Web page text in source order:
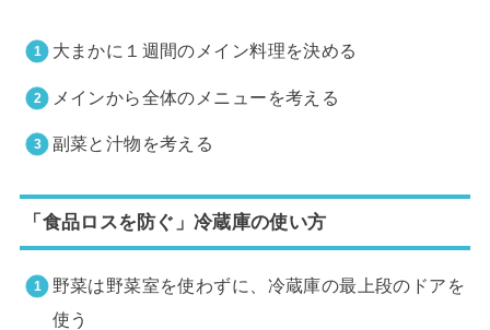
大まかに１週間のメイン料理を決める
メインから全体のメニューを考える
副菜と汁物を考える
「食品ロスを防ぐ」冷蔵庫の使い方
野菜は野菜室を使わずに、冷蔵庫の最上段のドアを
使う